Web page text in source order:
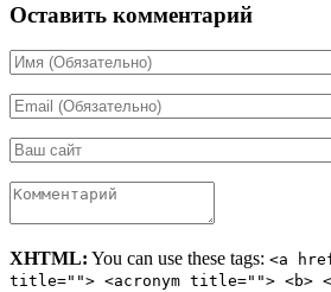
Оставить комментарий
XHTML: You can use these tags: <a
title=""> <acronym title=""> <b>